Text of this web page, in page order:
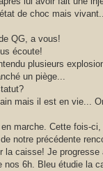
de choc mais
QG, a vous!
écoute!
plusieurs
un piège...
mais il est en vie...
marche. Cette fois-
notre précédente
la caisse! Je
nos 6h. Bleu étudie la